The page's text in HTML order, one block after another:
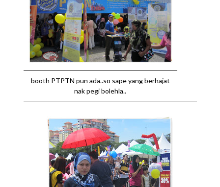
booth PTPTN pun ada..so sape yang berhajat
nak pegi bolehla..